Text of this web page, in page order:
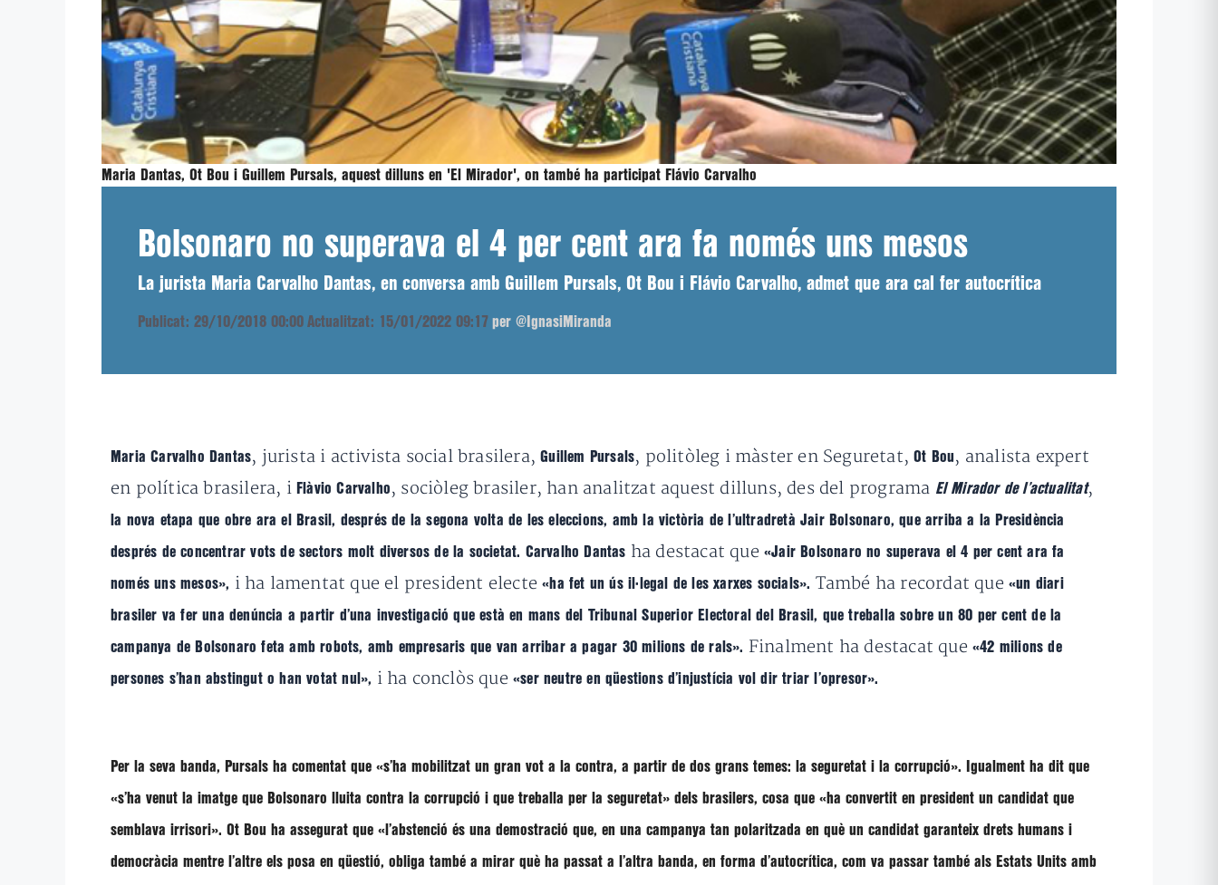
Maria Dantas, Ot Bou i Guillem Pursals, aquest dilluns en 'El Mirador', on també ha participat Flávio Carvalho
Bolsonaro no superava el 4 per cent ara fa només uns mesos
La jurista Maria Carvalho Dantas, en conversa amb Guillem Pursals, Ot Bou i Flávio Carvalho, admet que ara cal fer autocrítica
Publicat: 29/10/2018 00:00 Actualitzat: 15/01/2022 09:17 per @IgnasiMiranda
Maria Carvalho Dantas, jurista i activista social brasilera,Guillem Pursals, politòleg i màster en Seguretat,Ot Bou , analista expert
en política brasilera, i Flàvio Carvalho , sociòleg brasiler, han analitzat aquest dilluns, des del programa El Mirador de l’actualitat,
la nova etapa que obre ara el Brasil, després de la segona volta de les eleccions, amb la victòria de l’ultradretà Jair Bolsonaro, que arriba a la Presidència
després de concentrar vots de sectors molt diversos de la societat. Carvalho Dantas ha destacat que «Jair Bolsonaro no superava el 4 per cent ara fa
només uns mesos», i ha lamentat que el president electe «ha fet un ús il·legal de les xarxes socials». També ha recordat que «un diari
brasiler va fer una denúncia a partir d’una investigació que està en mans del Tribunal Superior Electoral del Brasil, que treballa sobre un 80 per cent de la
campanya de Bolsonaro feta amb robots, amb empresaris que van arribar a pagar 30 milions de rals». Finalment ha destacat que «42 milions de
persones s’han abstingut o han votat nul», i ha conclòs que «ser neutre en qüestions d’injustícia vol dir triar l’opresor».
Per la seva banda, Pursals ha comentat que «s’ha mobilitzat un gran vot a la contra, a partir de dos grans temes: la seguretat i la corrupció». Igualment ha dit que
«s’ha venut la imatge que Bolsonaro lluita contra la corrupció i que treballa per la seguretat» dels brasilers, cosa que «ha convertit en president un candidat que
semblava irrisori». Ot Bou ha assegurat que «l’abstenció és una demostració que, en una campanya tan polaritzada en què un candidat garanteix drets humans i
democràcia mentre l’altre els posa en qüestió, obliga també a mirar què ha passat a l’altra banda, en forma d’autocrítica, com va passar també als Estats Units amb